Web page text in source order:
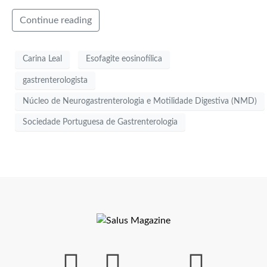
Continue reading
Carina Leal Esofagite eosinofílica
gastrenterologista
Núcleo de Neurogastrenterologia e Motilidade Digestiva (NMD)
Sociedade Portuguesa de Gastrenterologia